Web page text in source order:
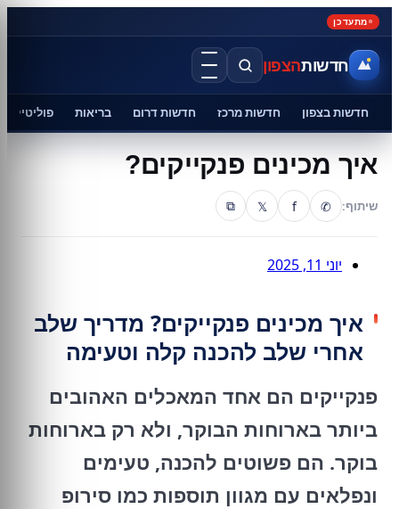
מתעדכן
חדשותהצפון
חדשות בצפון חדשות מרכז חדשות דרום בריאות פוליטיקה
איך מכינים פנקייקים?
שיתוף: ✆
f
𝕏
⧉
יוני 11, 2025
איך מכינים פנקייקים? מדריך שלב
אחרי שלב להכנה קלה וטעימה
פנקייקים הם אחד המאכלים האהובים
ביותר בארוחות הבוקר, ולא רק בארוחות
בוקר. הם פשוטים להכנה, טעימים
ונפלאים עם מגוון תוספות כמו סירופ